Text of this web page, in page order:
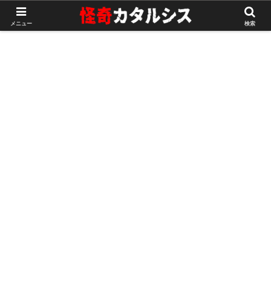
田舎・集落の怖い話
メニュー 検索